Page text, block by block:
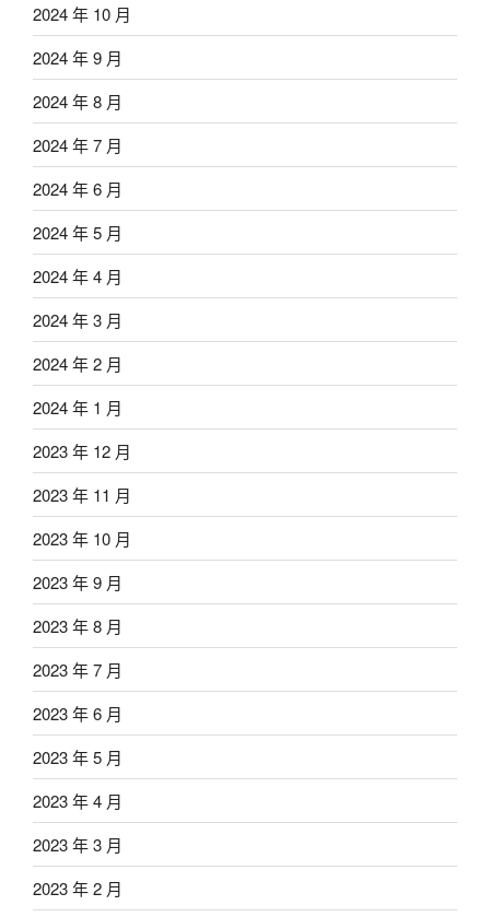
2024 年 10 月
2024 年 9 月
2024 年 8 月
2024 年 7 月
2024 年 6 月
2024 年 5 月
2024 年 4 月
2024 年 3 月
2024 年 2 月
2024 年 1 月
2023 年 12 月
2023 年 11 月
2023 年 10 月
2023 年 9 月
2023 年 8 月
2023 年 7 月
2023 年 6 月
2023 年 5 月
2023 年 4 月
2023 年 3 月
2023 年 2 月